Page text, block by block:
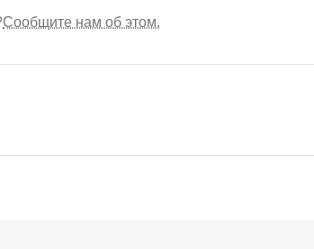
Сообщите нам об этом.